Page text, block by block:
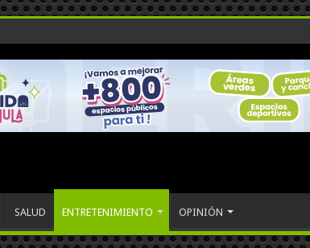
SALUD ENTRETENIMIENTO OPINIÓN